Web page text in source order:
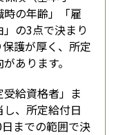
の年齢」「雇
の3点で決まり
護が厚く、所定
あります。
給資格者」ま
、所定給付日
までの範囲で決